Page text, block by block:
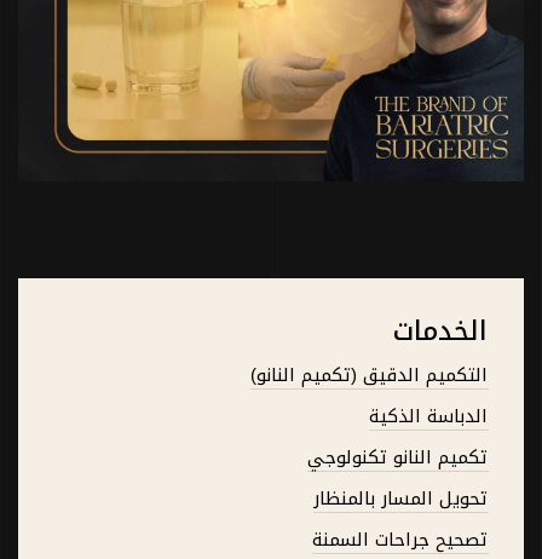
الخدمات
التكميم الدقيق (تكميم النانو)
الدباسة الذكية
تكميم النانو تكنولوجي
تحويل المسار بالمنظار
تصحيح جراحات السمنة